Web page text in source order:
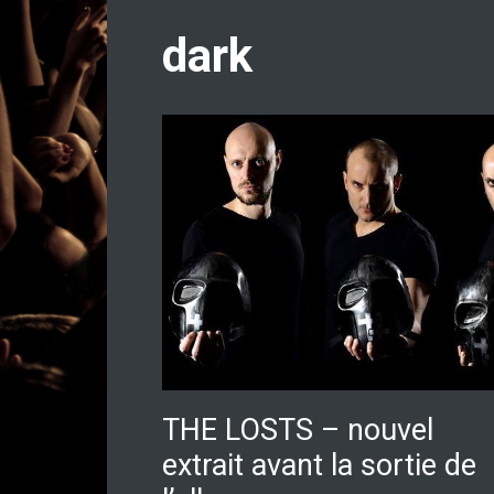
dark
THE LOSTS – nouvel
extrait avant la sortie de